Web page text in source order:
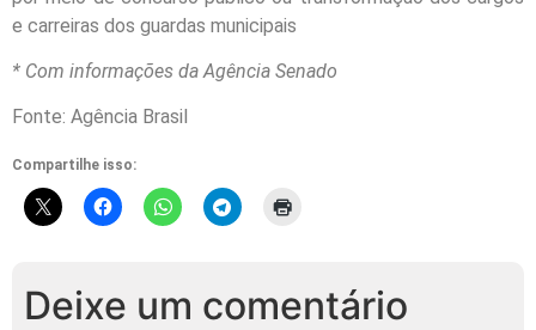
e carreiras dos guardas municipais
* Com informações da Agência Senado
Fonte: Agência Brasil
Compartilhe isso:
Deixe um comentário